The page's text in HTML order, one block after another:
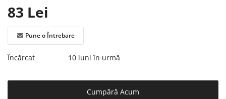
83 Lei
Pune o Întrebare
Încărcat 10 luni în urmă
Cumpără Acum